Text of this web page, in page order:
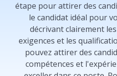
étape pour attirer des
le candidat idéal pour
décrivant clairement
exigences et les
pouvez attirer des
compétences et